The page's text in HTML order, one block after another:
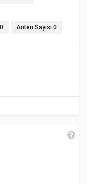
Anten Sayısı:0